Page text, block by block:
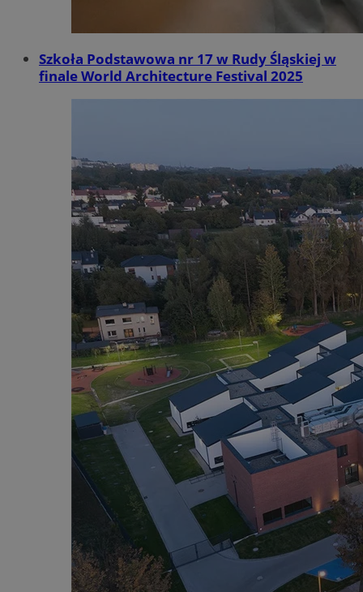
Szkoła Podstawowa nr 17 w Rudy Śląskiej w
finale World Architecture Festival 2025